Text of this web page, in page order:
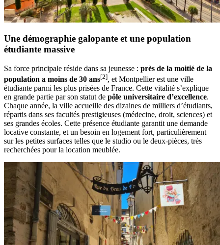
Une démographie galopante et une population
étudiante massive
Sa force principale réside dans sa jeunesse : près de la moitié de la
population a moins de 30 ans[2], et Montpellier est une ville
étudiante parmi les plus prisées de France. Cette vitalité s’explique
en grande partie par son statut de pôle universitaire d’excellence.
Chaque année, la ville accueille des dizaines de milliers d’étudiants,
répartis dans ses facultés prestigieuses (médecine, droit, sciences) et
ses grandes écoles. Cette présence étudiante garantit une demande
locative constante, et un besoin en logement fort, particulièrement
sur les petites surfaces telles que le studio ou le deux-pièces, très
recherchées pour la location meublée.